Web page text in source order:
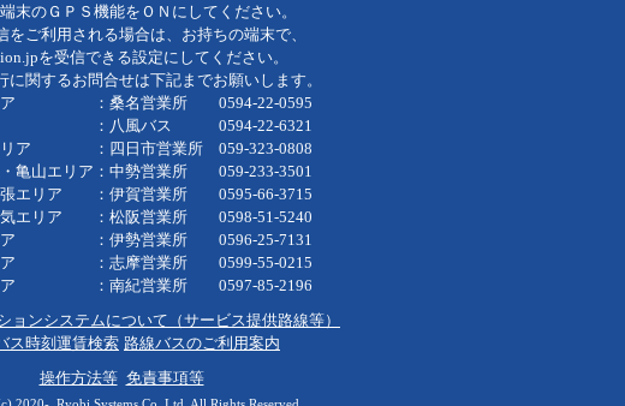
末のＧＰＳ機能をＯＮにしてください。
をご利用される場合は、お持ちの端末で、
を受信できる設定にしてください。
に関するお問合せは下記までお願いします。
ア ：桑名営業所 0594-22-0595
バス 0594-22-6321
リア ：四日市営業所 059-323-0808
亀山エリア：中勢営業所 059-233-3501
エリア ：伊賀営業所 0595-66-3715
エリア ：松阪営業所 0598-51-5240
ア ：伊勢営業所 0596-25-7131
ア ：志摩営業所 0599-55-0215
ア ：南紀営業所 0597-85-2196
ョンシステムについて（サービス提供路線等）
ス時刻運賃検索 路線バスのご利用案内
操作方法等 免責事項等